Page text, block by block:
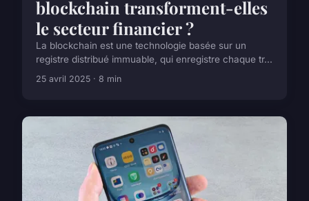
blockchain transforment-elles
le secteur financier ?
La blockchain est une technologie basée sur un
registre distribué immuable, qui enregistre chaque tr...
25 avril 2025 · 8 min